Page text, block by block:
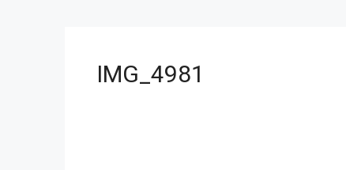
IMG_4981